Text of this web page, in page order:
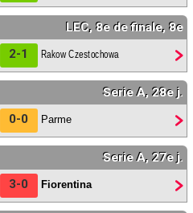
LEC, 8e de finale, 8e
2-1 Rakow Czestochowa
Serie A, 28e j.
0-0 Parme
Serie A, 27e j.
3-0 Fiorentina